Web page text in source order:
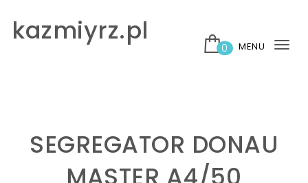
kazmiyrz.pl
0 MENU
SEGREGATOR DONAU